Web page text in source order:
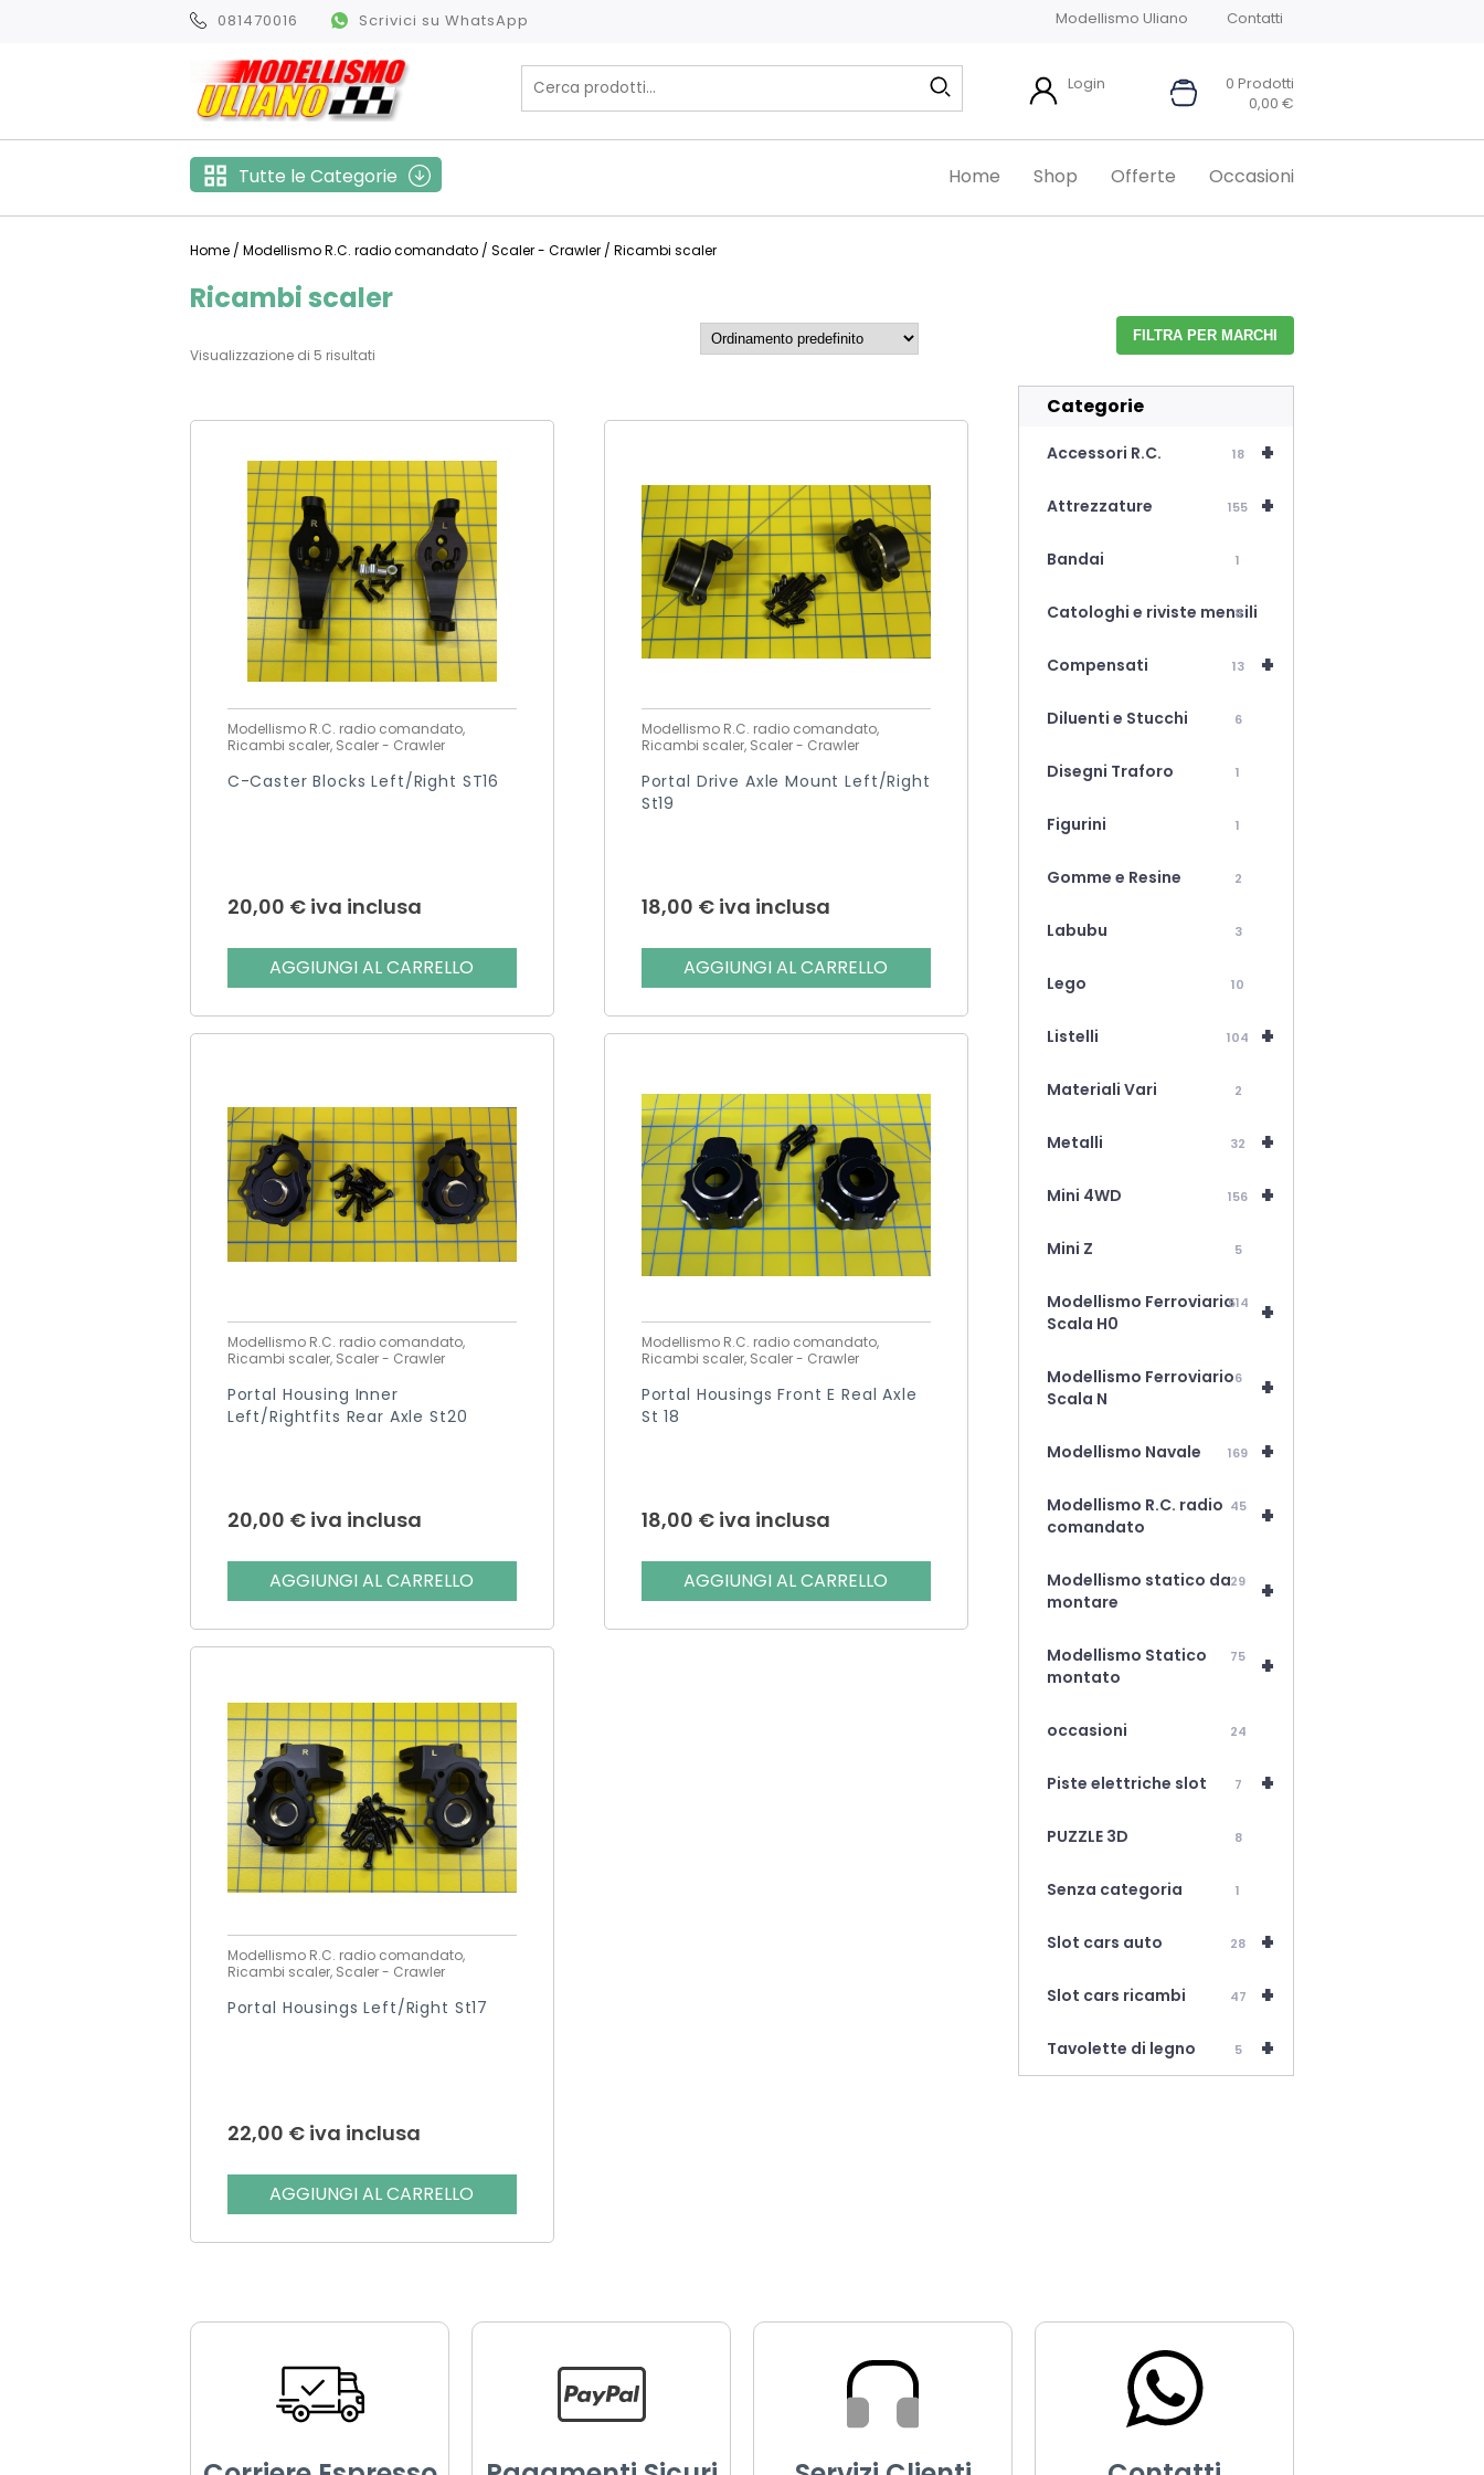
081470016 Scrivici su WhatsApp Modellismo Uliano Contatti
0 Prodotti
0,00 €
Login
Tutte le Categorie Home Shop Offerte Occasioni
Home / Modellismo R.C. radio comandato / Scaler - Crawler / Ricambi scaler
Ricambi scaler
Visualizzazione di 5 risultati
Modellismo R.C. radio comandato,
Ricambi scaler, Scaler - Crawler
C-Caster Blocks Left/right ST16
20,00 € iva inclusa
AGGIUNGI AL CARRELLO
Modellismo R.C. radio comandato,
Ricambi scaler, Scaler - Crawler
Portal Drive Axle Mount Left/right
St19
18,00 € iva inclusa
AGGIUNGI AL CARRELLO
Modellismo R.C. radio comandato,
Ricambi scaler, Scaler - Crawler
Portal Housing Inner
Left/rightfits Rear Axle St20
20,00 € iva inclusa
AGGIUNGI AL CARRELLO
Modellismo R.C. radio comandato,
Ricambi scaler, Scaler - Crawler
Portal Housings Front E Real Axle
St 18
18,00 € iva inclusa
AGGIUNGI AL CARRELLO
Modellismo R.C. radio comandato,
Ricambi scaler, Scaler - Crawler
Portal Housings Left/right St17
22,00 € iva inclusa
AGGIUNGI AL CARRELLO
FILTRA PER MARCHI
Categorie
+
Accessori R.C. 18
+
Attrezzature 155
Bandai 1
Catologhi e riviste mensili
8
+
Compensati 13
Diluenti e Stucchi 6
Disegni Traforo 1
Figurini 1
Gomme e Resine 2
Labubu 3
Lego 10
+
Listelli 104
Materiali Vari 2
+
Metalli 32
+
Mini 4WD 156
Mini Z 5
+
Modellismo Ferroviario
Scala H0
514
+
Modellismo Ferroviario
Scala N
6
+
Modellismo Navale 169
+
Modellismo R.C. radio
comandato
45
+
Modellismo statico da
montare
29
+
Modellismo Statico
montato
75
occasioni 24
+
Piste elettriche slot 7
PUZZLE 3D 8
Senza categoria 1
+
Slot cars auto 28
+
Slot cars ricambi 47
+
Tavolette di legno 5